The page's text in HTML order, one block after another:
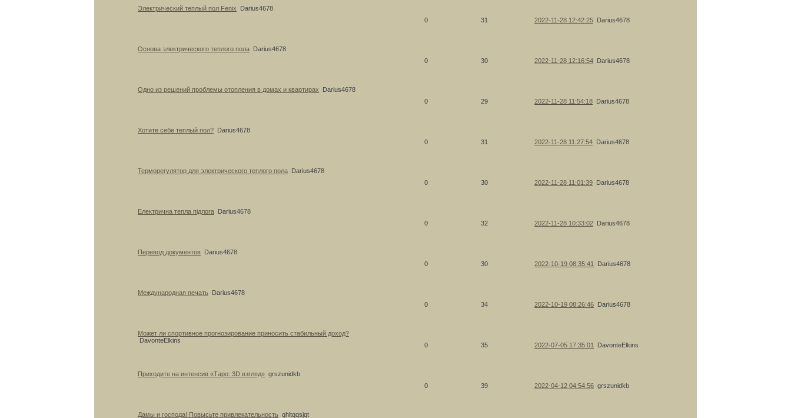
Электрический теплый пол Fenix
Darius4678
0
31 2022-11-28 12:42:25 Darius4678
Основа электрического теплого пола Darius4678
0
30 2022-11-28 12:16:54 Darius4678
Одно из решений проблемы отопления в домах и квартирах
Darius4678
0
29 2022-11-28 11:54:18 Darius4678
Хотите себе теплый пол? Darius4678
0
31 2022-11-28 11:27:54 Darius4678
Терморегулятор для электрического теплого пола Darius4678
0
30 2022-11-28 11:01:39 Darius4678
Електрична тепла підлога Darius4678
0
32 2022-11-28 10:33:02 Darius4678
Перевод документов Darius4678
0
30 2022-10-19 08:35:41 Darius4678
Международная печать Darius4678
0
34 2022-10-19 08:26:46 Darius4678
Может ли спортивное прогнозирование приносить стабильный доход?
DavonteElkins
0 35 2022-07-05 17:35:01 DavonteElkins
Приходите на интенсив «Таро: 3D взгляд» grszunidkb
0
39 2022-04-12 04:54:56 grszunidkb
Дамы и господа! Повысьте привлекательность qhltqqsjqt